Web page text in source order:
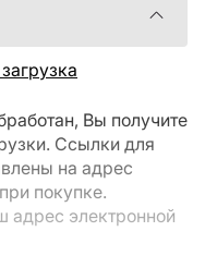
Вы получите
Ссылки для
на адрес
покупке.
адрес электронной